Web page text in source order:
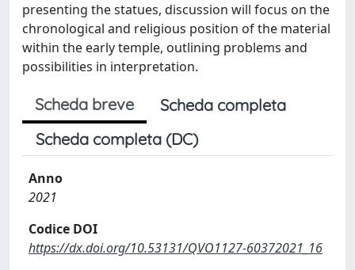
presenting the statues, discussion will focus on the
chronological and religious position of the material
within the early temple, outlining problems and
possibilities in interpretation.
Scheda breve
Scheda completa
Scheda completa (DC)
Anno
2021
Codice DOI
https://dx.doi.org/10.53131/QVO1127-60372021_16